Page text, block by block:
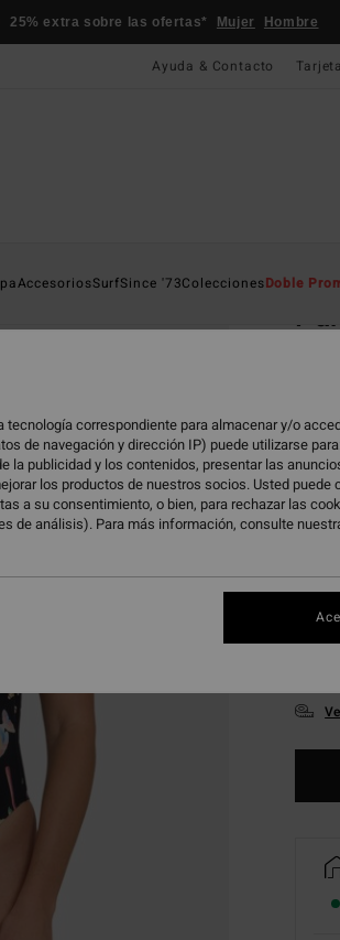
25% extra sobre las ofertas* Mujer Hombre
Ayuda & Contacto
AccesoriosSurfSince '73ColeccionesDoble
Color
XS
correspondiente para almacenar y/o
de navegación y dirección IP) puede utilizarse
la publicidad y los contenidos, presentar las
los productos de nuestros socios. Usted puede
a su consentimiento, o bien, para rechazar las
de análisis). Para más información, consulte